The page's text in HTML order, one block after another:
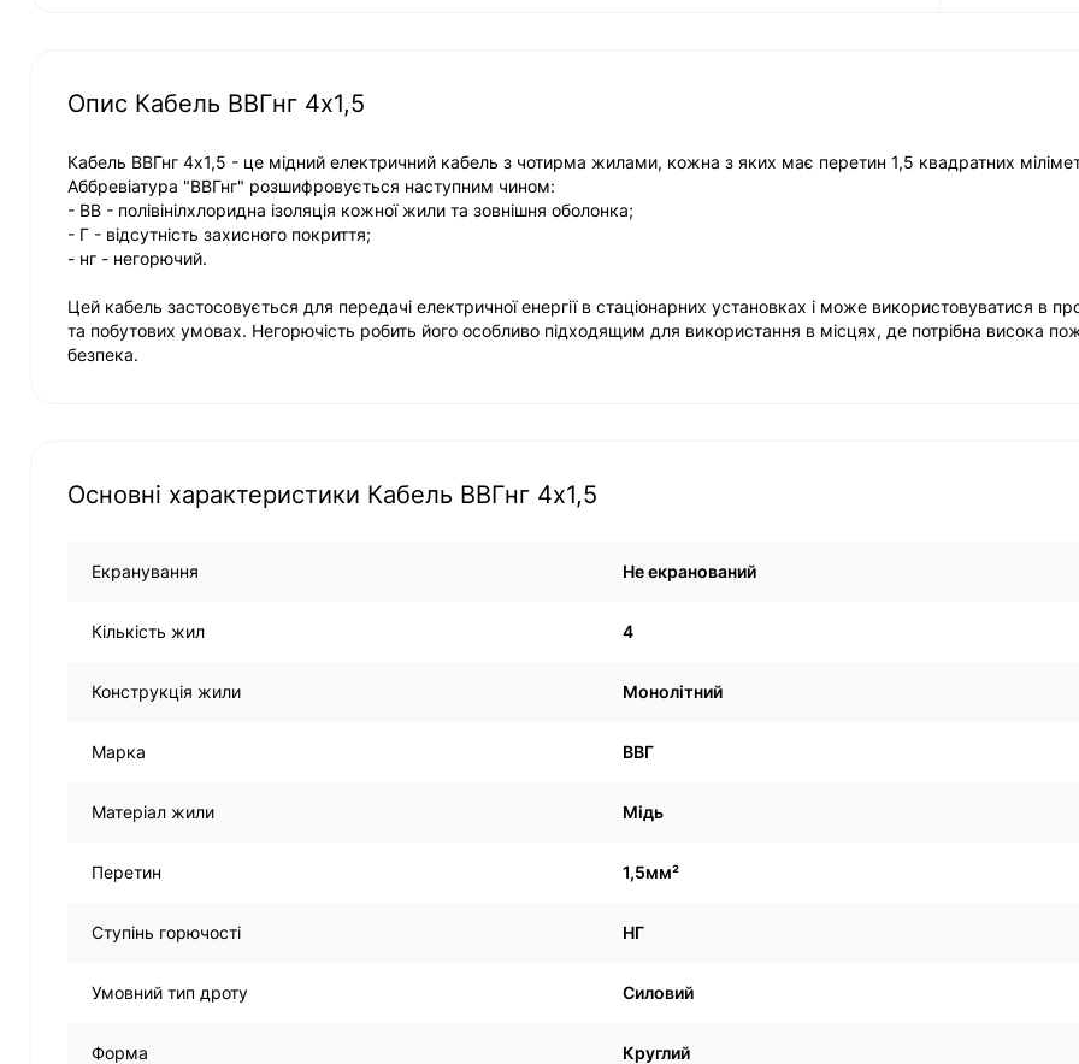
Опис Кабель ВВГнг 4х1,5
Кабель ВВГнг 4х1,5 - це мідний електричний кабель з чотирма жилами, кожна з яких має перетин 1,5 квадратних
Аббревіатура "ВВГнг" розшифровується наступним чином:
- ВВ - полівінілхлоридна ізоляція кожної жили та зовнішня оболонка;
- Г - відсутність захисного покриття;
- нг - негорючий.
Цей кабель застосовується для передачі електричної енергії в стаціонарних установках і може використовуватися в
та побутових умовах. Негорючість робить його особливо підходящим для використання в місцях, де потрібна висока
безпека.
Основні характеристики Кабель ВВГнг 4х1,5
Екранування Не екранований
Кількість жил 4
Конструкція жили Монолітний
Марка ВВГ
Матеріал жили Мідь
Перетин 1,5мм²
Ступінь горючості НГ
Умовний тип дроту Силовий
Форма Круглий